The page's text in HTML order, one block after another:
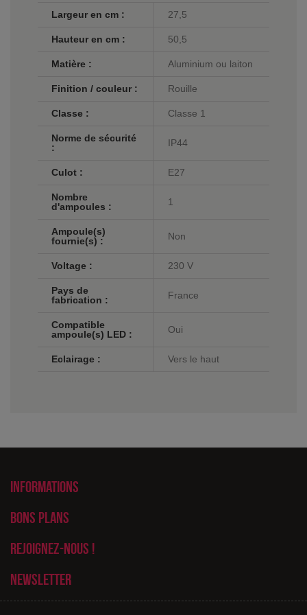
Largeur en cm : 27,5
Hauteur en cm : 50,5
Matière : Aluminium ou laiton
Finition / couleur : Rouille
Classe : Classe 1
Norme de sécurité
:
IP44
Culot : E27
Nombre
d'ampoules :
1
Ampoule(s)
fournie(s) :
Non
Voltage : 230 V
Pays de
fabrication :
France
Compatible
ampoule(s) LED :
Oui
Eclairage : Vers le haut
Informations
Bons plans
Rejoignez-nous !
Newsletter